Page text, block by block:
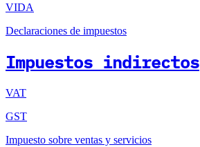
VIDA
Declaraciones de impuestos
Impuestos indirectos
VAT
GST
Impuesto sobre ventas y servicios